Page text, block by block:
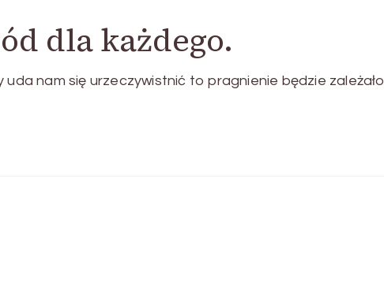
dla każdego.
nam się urzeczywistnić to pragnienie będzie zależało